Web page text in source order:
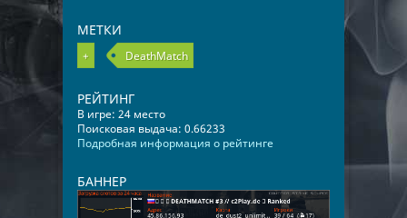
МЕТКИ
+ DeathMatch
РЕЙТИНГ
В игре: 24 место
Поисковая выдача: 0.66233
Подробная информация о рейтинге
БАННЕР